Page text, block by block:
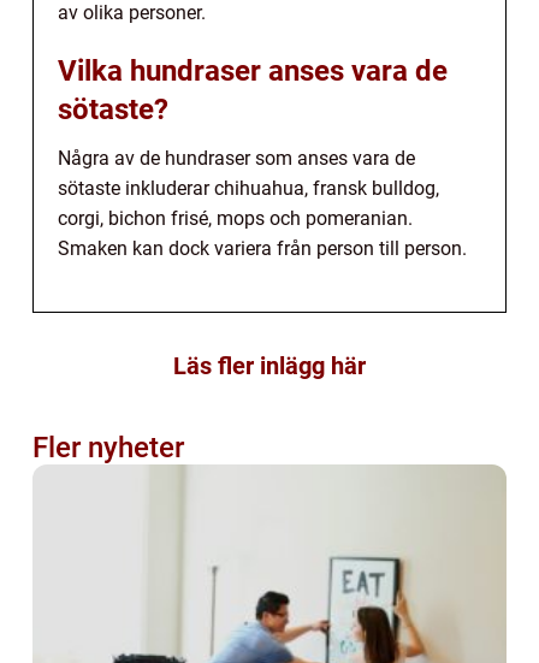
av olika personer.
Vilka hundraser anses vara de
sötaste?
Några av de hundraser som anses vara de
sötaste inkluderar chihuahua, fransk bulldog,
corgi, bichon frisé, mops och pomeranian.
Smaken kan dock variera från person till person.
Läs fler inlägg här
Fler nyheter